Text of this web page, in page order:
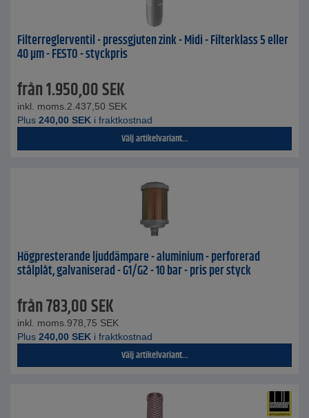
Filterreglerventil - pressgjuten zink - Midi - Filterklass 5 eller
40 µm - FESTO - styckpris
från1.950,00SEK
inkl. moms. 2.437,50 SEK
Plus 240,00 SEK i fraktkostnad
Välj artikelvariant...
Högpresterande ljuddämpare - aluminium - perforerad
stålplåt, galvaniserad - G1/G2 - 10 bar - pris per styck
från783,00SEK
inkl. moms. 978,75 SEK
Plus 240,00 SEK i fraktkostnad
Välj artikelvariant...